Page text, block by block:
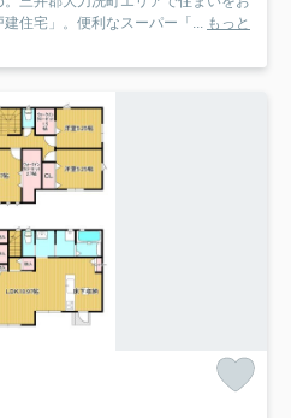
住宅」。便利なスーパー「... もっと